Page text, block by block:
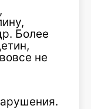
Более
не